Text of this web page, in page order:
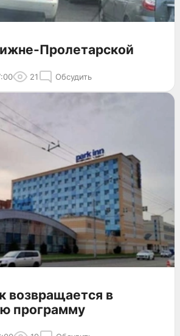
Пролетарской
21 Обсудить
возвращается в
программу